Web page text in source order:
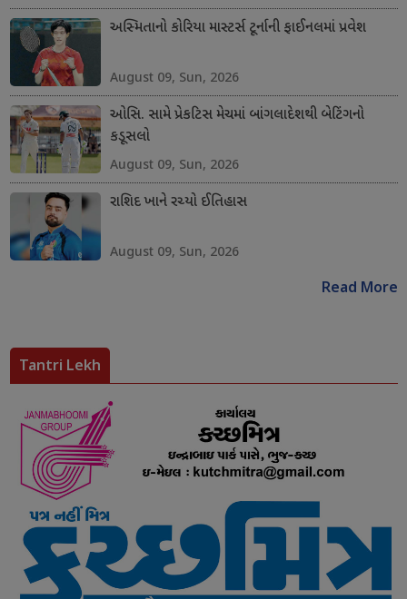
અસ્મિતાનો કોરિયા માસ્ટર્સ ટૂર્નાની ફાઈનલમાં પ્રવેશ
August 09, Sun, 2026
ઓસિ. સામે પ્રેકટિસ મેચમાં બાંગલાદેશથી બેટિંગનો
કડૂસલો
August 09, Sun, 2026
રાશિદ ખાને રચ્યો ઈતિહાસ
August 09, Sun, 2026
Read More
Tantri Lekh